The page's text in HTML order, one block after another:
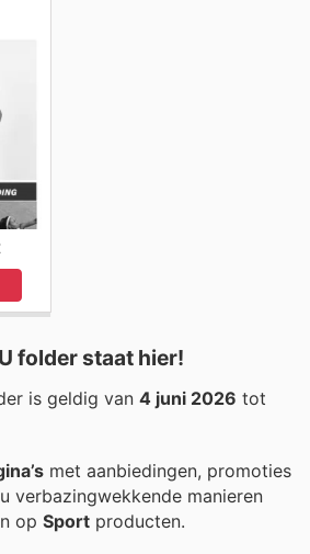
folder staat hier!
is geldig van 4 juni 2026 tot
met aanbiedingen, promoties
verbazingwekkende manieren
op Sport producten.